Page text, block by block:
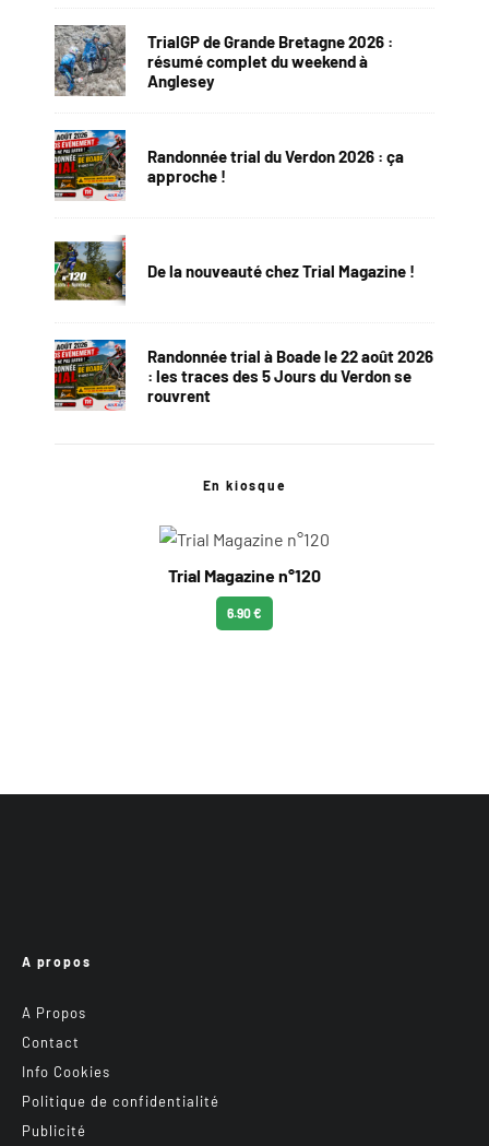
TrialGP de Grande Bretagne 2026 :
résumé complet du weekend à
Anglesey
Randonnée trial du Verdon 2026 : ça
approche !
De la nouveauté chez Trial Magazine !
Randonnée trial à Boade le 22 août 2026
: les traces des 5 Jours du Verdon se
rouvrent
En kiosque
Trial Magazine n°120
6.90 €
A propos
A Propos
Contact
Info Cookies
Politique de confidentialité
Publicité